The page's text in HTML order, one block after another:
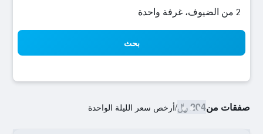
2 من الضيوف، غرفة واحدة
بحث
صفقات من204 ﷼ /أرخص سعر الليلة الواحدة